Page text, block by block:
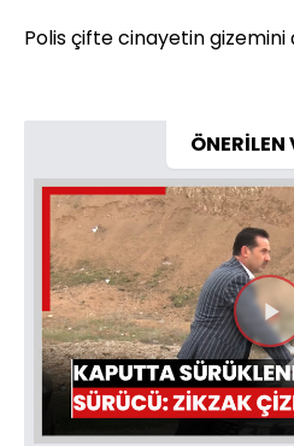
Polis çifte cinayetin gizemini
ÖNERİLEN